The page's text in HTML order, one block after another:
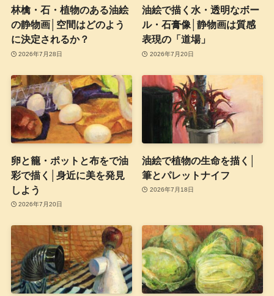
林檎・石・植物のある油絵
の静物画│空間はどのよう
に決定されるか？
2026年7月28日
油絵で描く水・透明なボー
ル・石膏像│静物画は質感
表現の「道場」
2026年7月20日
卵と籠・ポットと布をで油
彩で描く│身近に美を発見
しよう
2026年7月20日
油絵で植物の生命を描く│
筆とパレットナイフ
2026年7月18日